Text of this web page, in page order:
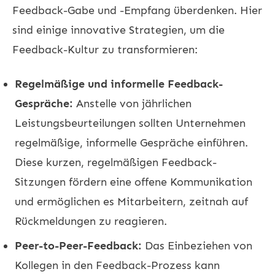
Feedback-Gabe und -Empfang überdenken. Hier
sind einige innovative Strategien, um die
Feedback-Kultur zu transformieren:
Regelmäßige und informelle Feedback-
Gespräche: Anstelle von jährlichen
Leistungsbeurteilungen sollten Unternehmen
regelmäßige, informelle Gespräche einführen.
Diese kurzen, regelmäßigen Feedback-
Sitzungen fördern eine offene Kommunikation
und ermöglichen es Mitarbeitern, zeitnah auf
Rückmeldungen zu reagieren.
Peer-to-Peer-Feedback: Das Einbeziehen von
Kollegen in den Feedback-Prozess kann